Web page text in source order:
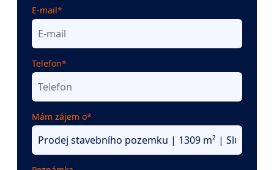
E-mail*
Telefon*
Mám zájem o*